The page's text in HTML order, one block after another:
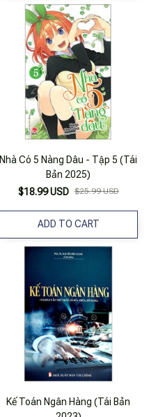
Nhà Có 5 Nàng Dâu - Tập 5 (Tái
Bản 2025)
$18.99 USD $25.99 USD
ADD TO CART
Kế Toán Ngân Hàng (Tái Bản